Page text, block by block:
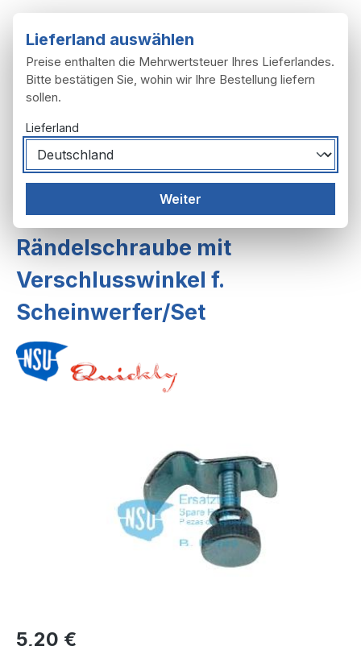
Beleuchtung
Rändelschraube mit
Verschlusswinkel f.
Scheinwerfer/Set
Regulärer Preis:
5,20 €
Lieferland auswählen
Preise enthalten die Mehrwertsteuer Ihres Lieferlandes.
Bitte bestätigen Sie, wohin wir Ihre Bestellung liefern
sollen.
Lieferland
Weiter